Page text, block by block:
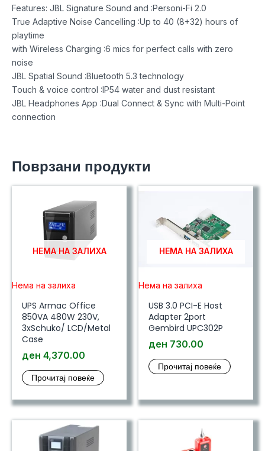
Features: JBL Signature Sound and :Personi-Fi 2.0
True Adaptive Noise Cancelling :Up to 40 (8+32) hours of
playtime
with Wireless Charging :6 mics for perfect calls with zero
noise
JBL Spatial Sound :Bluetooth 5.3 technology
Touch & voice control :IP54 water and dust resistant
JBL Headphones App :Dual Connect & Sync with Multi-Point
connection
Поврзани продукти
НЕМА НА ЗАЛИХА
Нема на залиха
UPS Armac Office
850VA 480W 230V,
3xSchuko/ LCD/Metal
Case
ден 4,370.00
Прочитај повеќе
НЕМА НА ЗАЛИХА
Нема на залиха
USB 3.0 PCI-E Host
Adapter 2port
Gembird UPC302P
ден 730.00
Прочитај повеќе